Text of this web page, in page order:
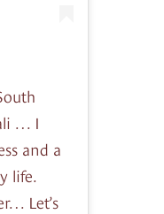
… I
and a
life.
Let’s